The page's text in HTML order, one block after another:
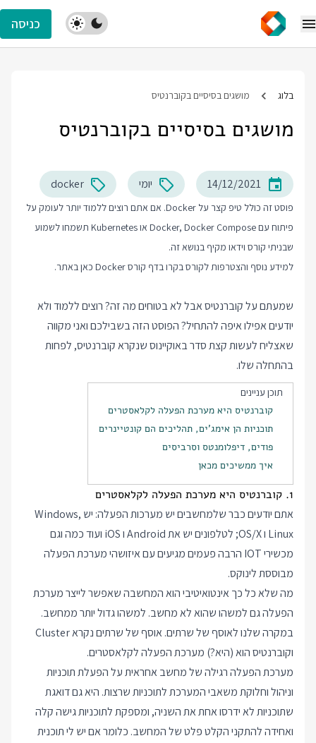
כניסה
בלוג מושגים בסיסיים בקוברנטיס
מושגים בסיסיים בקוברנטיס
14/12/2021 יומי docker
פוסט זה כולל טיפ קצר על Docker. אם אתם רוצים ללמוד יותר לעומק על
פיתוח עם Docker, Docker Compose או Kubernetes תשמחו לשמוע
שבניתי קורס וידאו מקיף בנושא זה.
למידע נוסף והצטרפות לקורס בקרו בדף קורס Docker כאן באתר.
שמעתם על קוברנטיס אבל לא בטוחים מה זה? רוצים ללמוד ולא
יודעים אפילו איפה להתחיל? הפוסט הזה בשבילכם ואני מקווה
שאצליח לעשות קצת סדר באוקיינוס שנקרא קוברנטיס, לפחות
בהתחלה שלו.
תוכן עניינים
קוברנטיס היא מערכת הפעלה לקלאסטרים
תוכניות הן אימג'ים, תהליכים הם קונטיינרים
פודים, דיפלומנטס וסרביסים
איך ממשיכים מכאן
1. קוברנטיס היא מערכת הפעלה לקלאסטרים
אתם יודעים כבר שלמחשבים יש מערכות הפעלה: יש Windows,
Linux ו OS/X; לטלפונים יש את Android ו iOS ועוד כמה וגם
מכשירי IOT הרבה פעמים מגיעים עם איזושהי מערכת הפעלה
מבוססת לינוקס.
מה שלא כל כך אינטואיטיבי הוא המחשבה שאפשר לייצר מערכת
הפעלה גם למשהו שהוא לא מחשב. למשהו גדול יותר ממחשב.
במקרה שלנו לאוסף של שרתים. אוסף של שרתים נקרא Cluster
וקוברנטיס הוא (היא?) מערכת הפעלה לקלאסטרים.
מערכת הפעלה רגילה של מחשב אחראית על הפעלת תוכניות
וניהול וחלוקת משאבי המערכת לתוכניות שרצות. היא גם דואגת
שתוכניות לא ידרסו אחת את השניה, ומספקת לתוכניות גישה קלה
ואחידה להתקני הקלט פלט של המחשב. כלומר אם יש לי תוכנית